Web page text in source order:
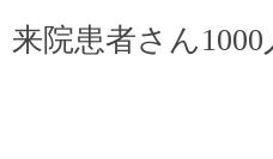
キ
ッ
来院患者さん